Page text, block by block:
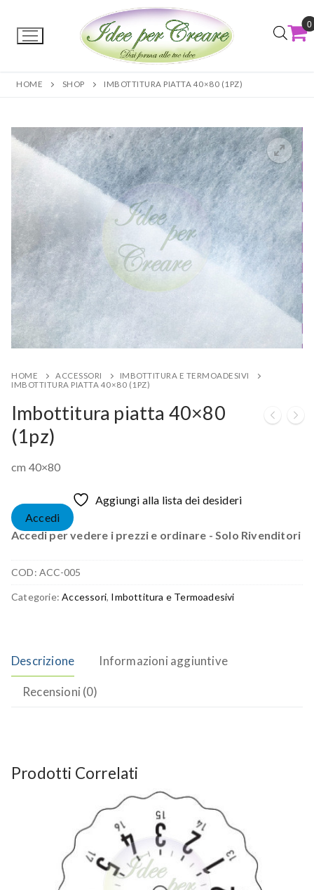
0
HOME SHOP IMBOTTITURA PIATTA 40×80 (1PZ)
HOME ACCESSORI
IMBOTTITURA E TERMOADESIVI
IMBOTTITURA PIATTA 40×80 (1PZ)
Imbottitura piatta 40×80
(1pz)
cm 40×80
Aggiungi alla lista dei desideri
Accedi
Accedi per vedere i prezzi e ordinare - Solo Rivenditori
COD: ACC-005
Categorie:Accessori, Imbottitura e Termoadesivi
Descrizione Informazioni aggiuntive
Recensioni (0)
Prodotti Correlati